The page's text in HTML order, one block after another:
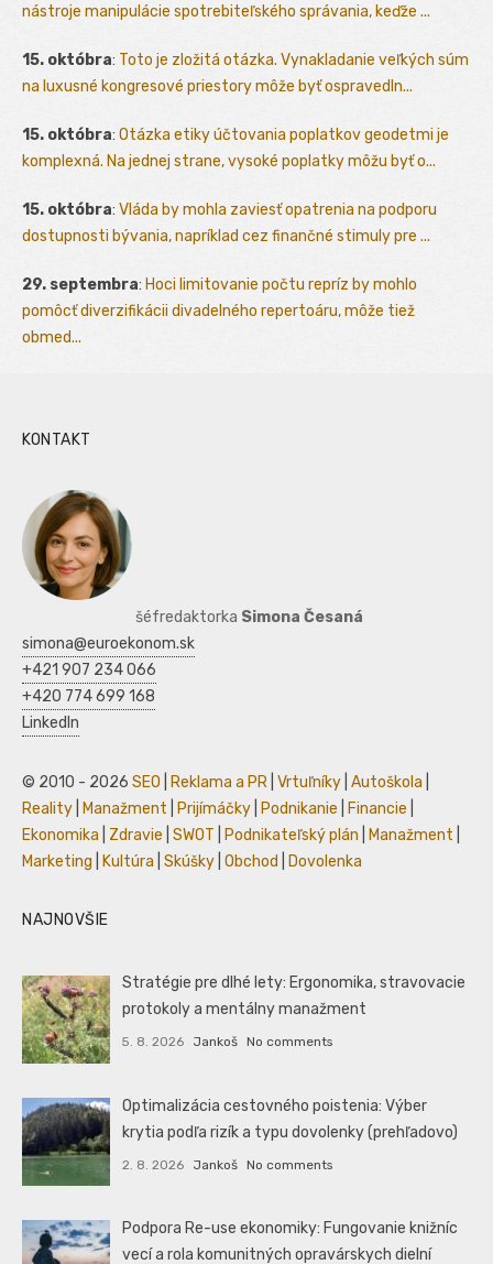
nástroje manipulácie spotrebiteľského správania, keďže ...
15. októbra: Toto je zložitá otázka. Vynakladanie veľkých súm
na luxusné kongresové priestory môže byť ospravedln...
15. októbra: Otázka etiky účtovania poplatkov geodetmi je
komplexná. Na jednej strane, vysoké poplatky môžu byť o...
15. októbra: Vláda by mohla zaviesť opatrenia na podporu
dostupnosti bývania, napríklad cez finančné stimuly pre ...
29. septembra: Hoci limitovanie počtu repríz by mohlo
pomôcť diverzifikácii divadelného repertoáru, môže tiež
obmed...
KONTAKT
šéfredaktorka Simona Česaná
simona@euroekonom.sk
+421 907 234 066
+420 774 699 168
LinkedIn
© 2010 - 2026 SEO Reklama a PR Vrtuľníky Autoškola
Reality Manažment Prijímáčky Podnikanie Financie
Ekonomika
Zdravie SWOT Podnikateľský plán Manažment
Marketing Kultúra Skúšky Obchod Dovolenka
NAJNOVŠIE
Stratégie pre dlhé lety: Ergonomika, stravovacie
protokoly a mentálny manažment
5. 8. 2026 Jankoš No comments
Optimalizácia cestovného poistenia: Výber
krytia podľa rizík a typu dovolenky (prehľadovo)
2. 8. 2026 Jankoš No comments
Podpora Re-use ekonomiky: Fungovanie knižníc
vecí a rola komunitných opravárskych dielní